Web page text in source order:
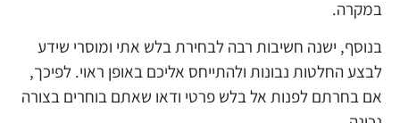
במקרה.
בנוסף, ישנה חשיבות רבה לבחירת בלש אתי ומוסרי שידע
לבצע החלטות נבונות ולהתייחס אליכם באופן ראוי. לפיכך,
אם בחרתם לפנות אל בלש פרטי ודאו שאתם בוחרים בצורה